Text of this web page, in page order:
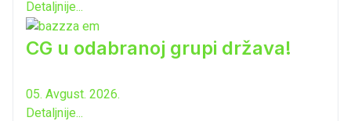
Detaljnije...
CG u odabranoj grupi država!
05. Avgust. 2026.
Detaljnije...